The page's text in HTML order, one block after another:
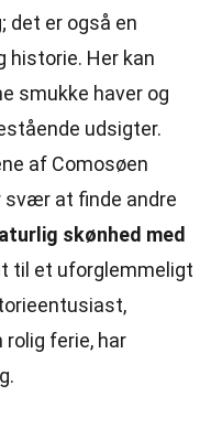
det er også en
historie. Her kan
smukke haver og
udsigter.
af Comosøen
svær at finde andre
skønhed med
til et uforglemmeligt
rolig ferie, har